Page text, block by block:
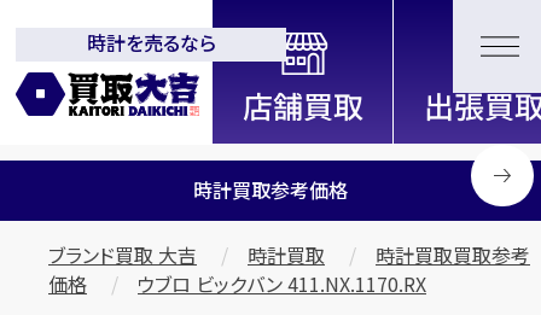
全国2200店舗以上展開中！
信頼と実績の買取専門店「買取大
吉」
時計を売るなら
時計買取参考価格
ブランド買取 大吉 時計買取
時計買取買取参考
価格
ウブロ ビックバン 411.NX.1170.RX